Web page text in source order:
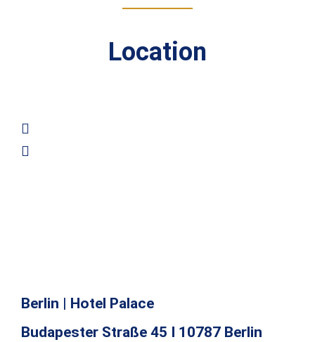
Location
Berlin | Hotel Palace
Budapester Straße 45 I 10787 Berlin